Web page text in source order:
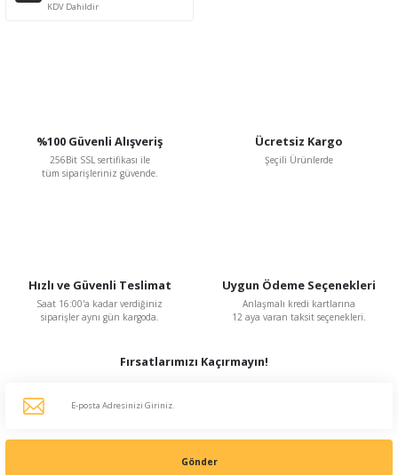
KDV Dahildir
%100 Güvenli Alışveriş
256Bit SSL sertifikası ile
tüm siparişleriniz güvende.
Ücretsiz Kargo
Şeçili Ürünlerde
Hızlı ve Güvenli Teslimat
Saat 16:00'a kadar verdiğiniz
siparişler aynı gün kargoda.
Uygun Ödeme Seçenekleri
Anlaşmalı kredi kartlarına
12 aya varan taksit seçenekleri.
Fırsatlarımızı Kaçırmayın!
Gönder